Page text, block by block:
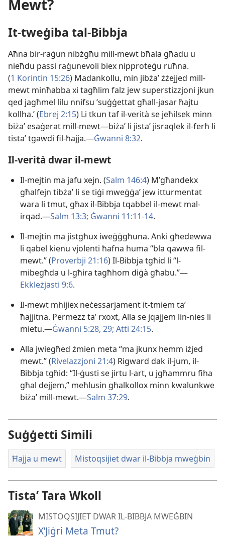
Mewt?
It-tweġiba tal-Bibbja
Aħna bir-raġun nibżgħu mill-mewt bħala għadu u
nieħdu passi raġunevoli biex nipproteġu ruħna.
(1 Korintin 15:26) Madankollu, min jibżaʼ żżejjed mill-
mewt minħabba xi tagħlim falz jew superstizzjoni jkun
qed jagħmel lilu nnifsu ‘suġġettat għall-jasar ħajtu
kollha.’ (Ebrej 2:15) Li tkun taf il-verità se jeħilsek minn
biżaʼ esaġerat mill-mewt​—biżaʼ li jistaʼ jisraqlek il-ferħ li
tistaʼ tgawdi fil-ħajja.​—Ġwanni 8:32.
Il-verità dwar il-mewt
Il-mejtin ma jafu xejn. (Salm 146:4) M’għandekx
għalfejn tibżaʼ li se tiġi mweġġaʼ jew itturmentat
wara li tmut, għax il-Bibbja tqabbel il-mewt mal-
irqad.​—Salm 13:3; Ġwanni 11:11-14.
Il-mejtin ma jistgħux iweġġgħuna. Anki għedewwa
li qabel kienu vjolenti ħafna huma “bla qawwa fil-
mewt.” (Proverbji 21:16) Il-Bibbja tgħid li “l-
mibegħda u l-għira tagħhom diġà għabu.”​—
Ekkleżjasti 9:6.
Il-mewt mhijiex neċessarjament it-tmiem taʼ
ħajjitna. Permezz taʼ rxoxt, Alla se jqajjem lin-nies li
mietu.​—Ġwanni 5:28, 29; Atti 24:15.
Alla jwiegħed żmien meta “ma jkunx hemm iżjed
mewt.” (Rivelazzjoni 21:4) Rigward dak il-jum, il-
Bibbja tgħid: “Il-ġusti se jirtu l-art, u jgħammru fiha
għal dejjem,” meħlusin għalkollox minn kwalunkwe
biżaʼ mill-mewt.​—Salm 37:29.
Suġġetti Simili
Ħajja u mewt Mistoqsijiet dwar il-Bibbja mweġbin
Tistaʼ Tara Wkoll
MISTOQSIJIET DWAR IL-BIBBJA MWEĠBIN
X’Jiġri Meta Tmut?